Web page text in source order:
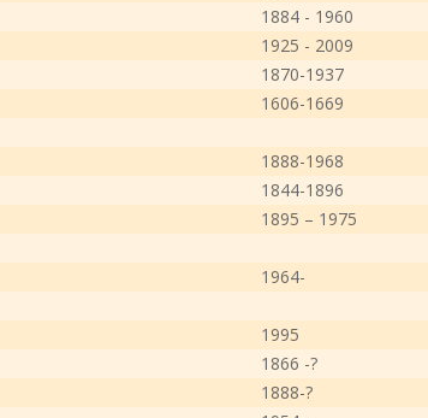
1884 - 1960
1925 - 2009
1870-1937
1606-1669
1888-1968
1844-1896
1895 – 1975
1964-
1995
1866 -?
1888-?